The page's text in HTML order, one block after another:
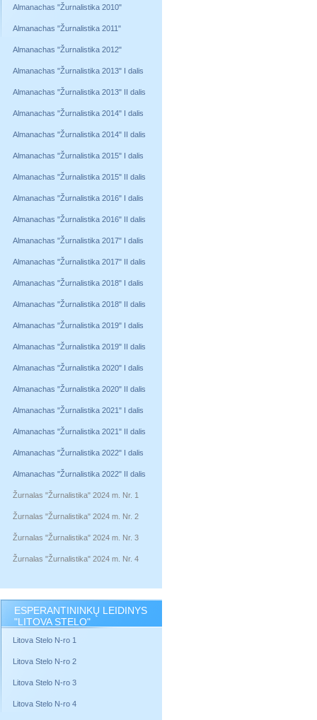
Almanachas "Žurnalistika 2010"
Almanachas "Žurnalistika 2011"
Almanachas "Žurnalistika 2012"
Almanachas "Žurnalistika 2013" I dalis
Almanachas "Žurnalistika 2013" II dalis
Almanachas "Žurnalistika 2014" I dalis
Almanachas "Žurnalistika 2014" II dalis
Almanachas "Žurnalistika 2015" I dalis
Almanachas "Žurnalistika 2015" II dalis
Almanachas "Žurnalistika 2016" I dalis
Almanachas "Žurnalistika 2016" II dalis
Almanachas "Žurnalistika 2017" I dalis
Almanachas "Žurnalistika 2017" II dalis
Almanachas "Žurnalistika 2018" I dalis
Almanachas "Žurnalistika 2018" II dalis
Almanachas "Žurnalistika 2019" I dalis
Almanachas "Žurnalistika 2019" II dalis
Almanachas "Žurnalistika 2020" I dalis
Almanachas "Žurnalistika 2020" II dalis
Almanachas "Žurnalistika 2021" I dalis
Almanachas "Žurnalistika 2021" II dalis
Almanachas "Žurnalistika 2022" I dalis
Almanachas "Žurnalistika 2022" II dalis
Žurnalas "Žurnalistika" 2024 m. Nr. 1
Žurnalas "Žurnalistika" 2024 m. Nr. 2
Žurnalas "Žurnalistika" 2024 m. Nr. 3
Žurnalas "Žurnalistika" 2024 m. Nr. 4
ESPERANTININKŲ LEIDINYS
"LITOVA STELO"
Litova Stelo N-ro 1
Litova Stelo N-ro 2
Litova Stelo N-ro 3
Litova Stelo N-ro 4